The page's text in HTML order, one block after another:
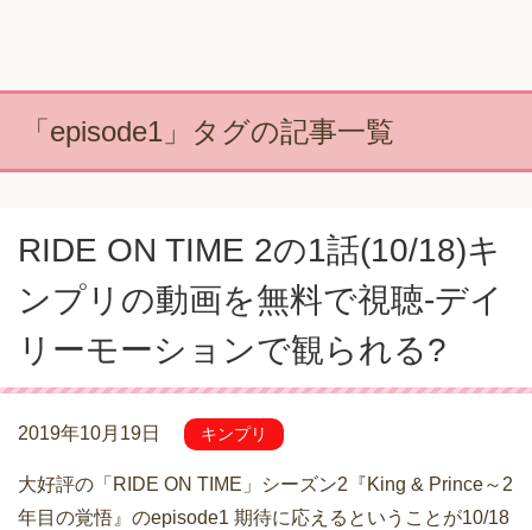
「episode1」タグの記事一覧
RIDE ON TIME 2の1話(10/18)キ
ンプリの動画を無料で視聴-デイ
リーモーションで観られる?
2019年10月19日 キンプリ
大好評の「RIDE ON TIME」シーズン2『King & Prince～2
年目の覚悟』のepisode1 期待に応えるということが10/18